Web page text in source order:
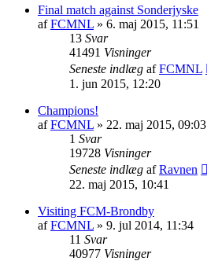
Final match against Sonderjyske
afFCMNL » 6. maj 2015, 11:51
13 Svar
41491 Visninger
Seneste indlæg afFCMNL
1. jun 2015, 12:20
Champions!
afFCMNL » 22. maj 2015, 09:03
1 Svar
19728 Visninger
Seneste indlæg afRavnen
22. maj 2015, 10:41
Visiting FCM-Brondby
afFCMNL » 9. jul 2014, 11:34
11 Svar
40977 Visninger